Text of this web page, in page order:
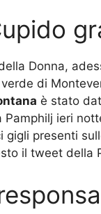
Donna,
di
è stato
Pamphilj ieri
presenti
il tweet della